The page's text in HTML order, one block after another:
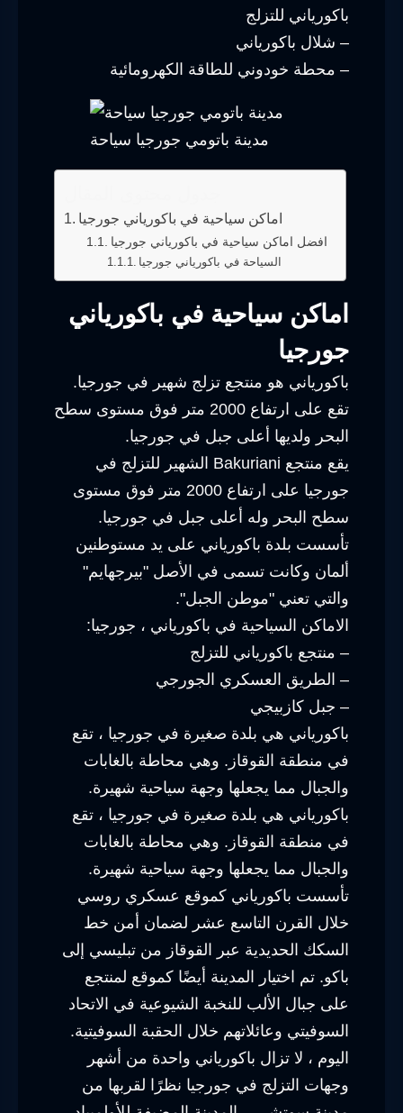
باكورياني للتزلج
– شلال باكورياني
– محطة خودوني للطاقة الكهرومائية
مدينة باتومي جورجيا سياحة
اماكن سياحية في باكورياني جورجيا
افضل اماكن سياحية في باكورياني جورجيا
السياحة في باكورياني جورجيا
اماكن سياحية في باكورياني
جورجيا
باكورياني هو منتجع تزلج شهير في جورجيا.
تقع على ارتفاع 2000 متر فوق مستوى سطح
البحر ولديها أعلى جبل في جورجيا.
يقع منتجع Bakuriani الشهير للتزلج في
جورجيا على ارتفاع 2000 متر فوق مستوى
سطح البحر وله أعلى جبل في جورجيا.
تأسست بلدة باكورياني على يد مستوطنين
ألمان وكانت تسمى في الأصل "بيرجهايم"
والتي تعني "موطن الجبل".
الاماكن السياحية في باكورياني ، جورجيا:
– منتجع باكورياني للتزلج
– الطريق العسكري الجورجي
– جبل كازبيجي
باكورياني هي بلدة صغيرة في جورجيا ، تقع
في منطقة القوقاز. وهي محاطة بالغابات
والجبال مما يجعلها وجهة سياحية شهيرة.
باكورياني هي بلدة صغيرة في جورجيا ، تقع
في منطقة القوقاز. وهي محاطة بالغابات
والجبال مما يجعلها وجهة سياحية شهيرة.
تأسست باكورياني كموقع عسكري روسي
خلال القرن التاسع عشر لضمان أمن خط
السكك الحديدية عبر القوقاز من تبليسي إلى
باكو. تم اختيار المدينة أيضًا كموقع لمنتجع
على جبال الألب للنخبة الشيوعية في الاتحاد
السوفيتي وعائلاتهم خلال الحقبة السوفيتية.
اليوم ، لا تزال باكورياني واحدة من أشهر
وجهات التزلج في جورجيا نظرًا لقربها من